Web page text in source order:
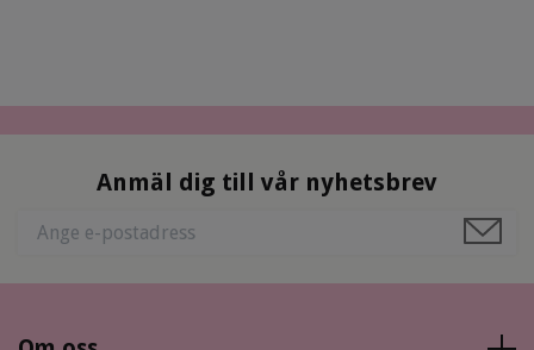
Anmäl dig till vår nyhetsbrev